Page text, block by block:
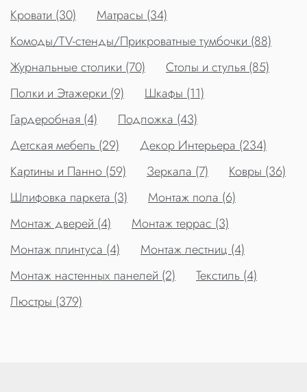
Кровати (30)
Матрасы (34)
Комоды/TV-стенды/Прикроватные тумбочки (88)
Журнальные столики (70)
Столы и стулья (85)
Полки и Этажерки (9)
Шкафы (11)
Гардеробная (4)
Подложка (43)
Детская мебель (29)
Декор Интерьера (234)
Картины и Панно (59)
Зеркала (7)
Ковры (36)
Шлифовка паркета (3)
Монтаж пола (6)
Монтаж дверей (4)
Монтаж террас (3)
Монтаж плинтуса (4)
Монтаж лестниц (4)
Монтаж настенных панелей (2)
Текстиль (4)
Люстры (379)